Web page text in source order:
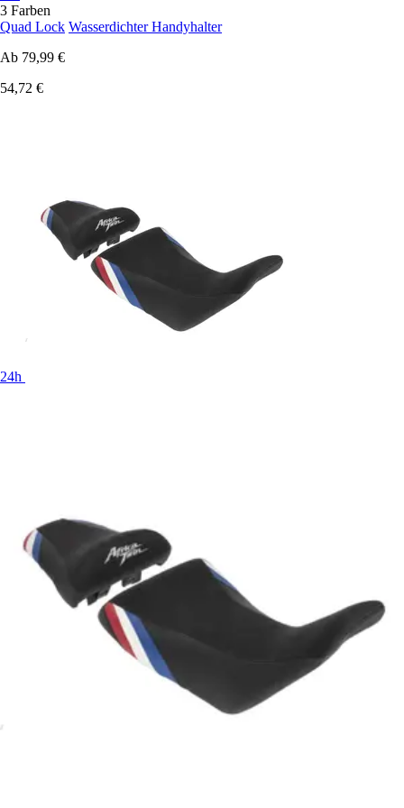
3 Farben
Quad Lock Wasserdichter Handyhalter
Ab 79,99 €
54,72 €
24h